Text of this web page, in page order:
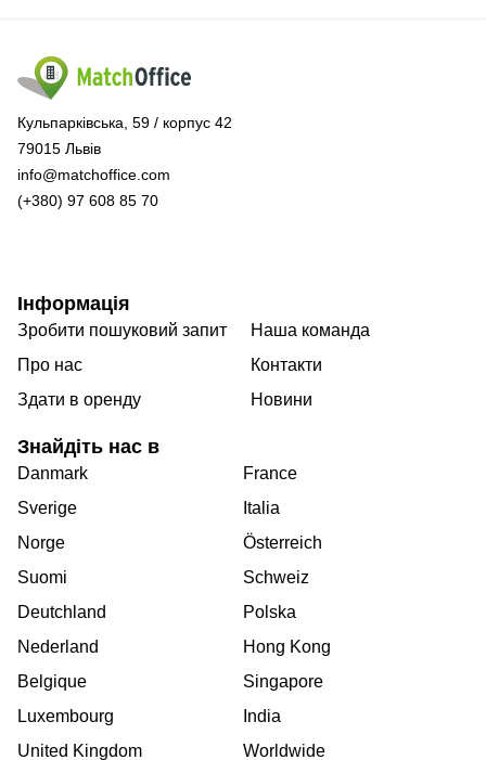
Кульпарківська, 59 / корпус 42
79015 Львів
info@matchoffice.com
(+380) 97 608 85 70
Інформація
Зробити пошуковий запит
Про нас
Здати в оренду
Наша команда
Контакти
Новини
Знайдіть нас в
Danmark
Sverige
Norge
Suomi
Deutchland
Nederland
Belgique
Luxembourg
United Kingdom
France
Italia
Österreich
Schweiz
Polska
Hong Kong
Singapore
India
Worldwide